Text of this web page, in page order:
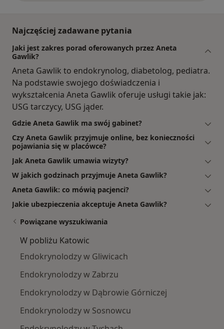
Najczęściej zadawane pytania
Jaki jest zakres porad oferowanych przez Aneta
Gawlik?
Aneta Gawlik to endokrynolog, diabetolog, pediatra.
Na podstawie swojego doświadczenia i
wykształcenia Aneta Gawlik oferuje usługi takie jak:
USG tarczycy, USG jąder.
Gdzie Aneta Gawlik ma swój gabinet?
Czy Aneta Gawlik przyjmuje online, bez konieczności
pojawiania się w placówce?
Jak Aneta Gawlik umawia wizyty?
W jakich godzinach przyjmuje Aneta Gawlik?
Aneta Gawlik: co mówią pacjenci?
Jakie ubezpieczenia akceptuje Aneta Gawlik?
Powiązane wyszukiwania
W pobliżu Katowic
Endokrynolodzy w Gliwicach
Endokrynolodzy w Zabrzu
Endokrynolodzy w Dąbrowie Górniczej
Endokrynolodzy w Sosnowcu